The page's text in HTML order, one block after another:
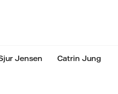
Jensen Catrin Jung